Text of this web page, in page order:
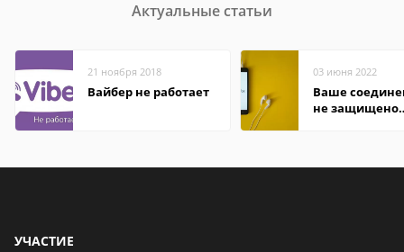
Актуальные статьи
21 ноября 2018
Вайбер не работает
03 июня 2022
Ваше
не защищено
УЧАСТИЕ